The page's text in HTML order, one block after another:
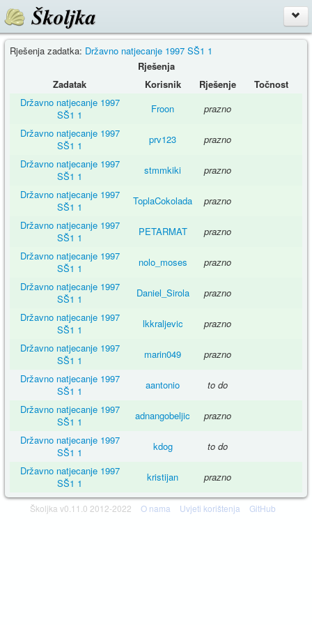
Školjka
Rješenja zadatka: Državno natjecanje 1997 SŠ1 1
Rješenja
Zadatak
Korisnik Rješenje
Točnost
Državno natjecanje 1997
SŠ1 1
Froon
prazno
Državno natjecanje 1997
SŠ1 1
prv123
prazno
Državno natjecanje 1997
SŠ1 1
stmmkiki
prazno
Državno natjecanje 1997
SŠ1 1
ToplaCokolada
prazno
Državno natjecanje 1997
SŠ1 1
PETARMAT
prazno
Državno natjecanje 1997
SŠ1 1
nolo_moses
prazno
Državno natjecanje 1997
SŠ1 1
Daniel_Sirola
prazno
Državno natjecanje 1997
SŠ1 1
lkkraljevic
prazno
Državno natjecanje 1997
SŠ1 1
marin049
prazno
Državno natjecanje 1997
SŠ1 1
aantonio
to do
Državno natjecanje 1997
SŠ1 1
adnangobeljic
prazno
Državno natjecanje 1997
SŠ1 1
kdog
to do
Državno natjecanje 1997
SŠ1 1
kristijan prazno
Školjka v0.11.0 2012-2022 O nama Uvjeti korištenja GitHub